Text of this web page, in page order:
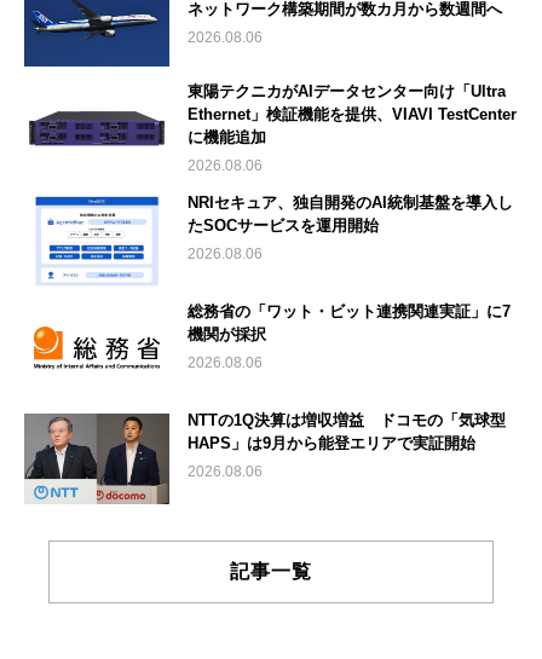
ネットワーク構築期間が数カ月から数週間へ
2026.08.06
東陽テクニカがAIデータセンター向け「Ultra
Ethernet」検証機能を提供、VIAVI TestCenter
に機能追加
2026.08.06
NRIセキュア、独自開発のAI統制基盤を導入し
たSOCサービスを運用開始
2026.08.06
総務省の「ワット・ビット連携関連実証」に7
機関が採択
2026.08.06
NTTの1Q決算は増収増益 ドコモの「気球型
HAPS」は9月から能登エリアで実証開始
2026.08.06
記事一覧